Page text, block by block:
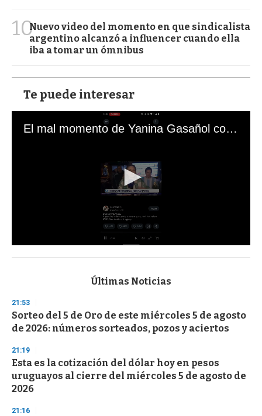
10Nuevo video del momento en que sindicalista
argentino alcanzó a influencer cuando ella
iba a tomar un ómnibus
Te puede interesar
El mal momento de Yanina Gasañol con un hincha argentino en "Subrayado"
s
d
s
o
f
3
s
c
o
d
Últimas Noticias
21:53
Sorteo del 5 de Oro de este miércoles 5 de agosto
de 2026: números sorteados, pozos y aciertos
21:19
Esta es la cotización del dólar hoy en pesos
uruguayos al cierre del miércoles 5 de agosto de
2026
21:16